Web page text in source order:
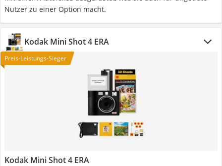
Nutzer zu einer Option macht.
Kodak Mini Shot 4 ERA
Preis-Leistungs-Sieger
Kodak Mini Shot 4 ERA